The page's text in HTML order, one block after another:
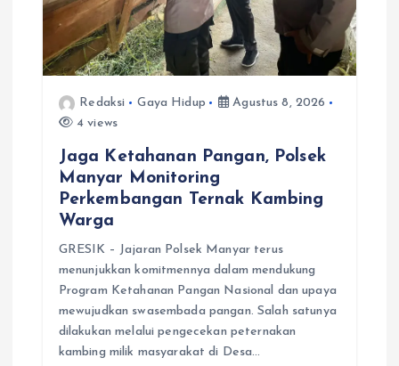
Redaksi Gaya Hidup
Agustus 8, 2026
4 views
Jaga Ketahanan Pangan, Polsek
Manyar Monitoring
Perkembangan Ternak Kambing
Warga
GRESIK – Jajaran Polsek Manyar terus
menunjukkan komitmennya dalam mendukung
Program Ketahanan Pangan Nasional dan upaya
mewujudkan swasembada pangan. Salah satunya
dilakukan melalui pengecekan peternakan
kambing milik masyarakat di Desa…